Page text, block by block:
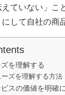
ていない」こ
して自社の商
を理解する
ーズを理解する方法
スの価値を明確